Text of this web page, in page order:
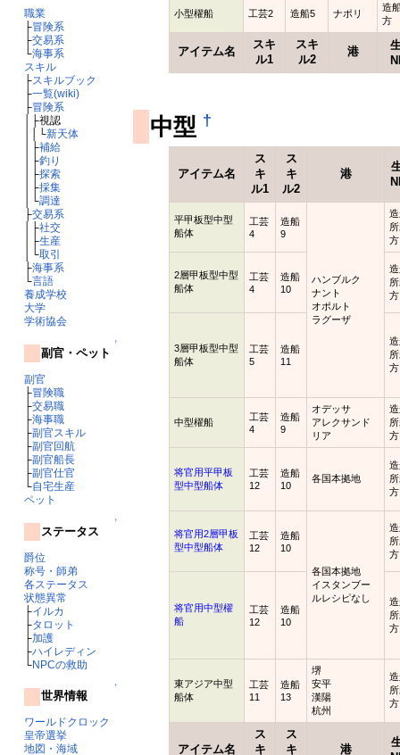
職業
├冒険系
├交易系
└海事系
スキル
├スキルブック
├一覧(wiki)
├冒険系
│├視認
││└新天体
│├補給
│├釣り
│├探索
│├採集
│└調達
├交易系
│├社交
│├生産
│└取引
├海事系
└言語
養成学校
大学
学術協会
↑
副官・ペット
副官
├冒険職
├交易職
├海事職
├副官スキル
├副官回航
├副官船長
├副官仕官
└自宅生産
ペット
↑
ステータス
爵位
称号・師弟
各ステータス
状態異常
├イルカ
├タロット
├加護
├ハイレディン
└NPCの救助
↑
世界情報
ワールドクロック
皇帝選挙
地図・海域
アイテム名
スキ
ル1
スキ
ル2
港
小型櫂船 工芸2 造船5 ナポリ
造
方
中型 †
アイテム名
ス
キ
ル1
ス
キ
ル2
港
アイテム名
ス
キ
ス
キ
港
平甲板型中型
船体
工芸
4
造船
9
ハンブルク
ナント
オポルト
ラグーザ
方
2層甲板型中型
船体
工芸
4
造船
10
方
3層甲板型中型
船体
工芸
5
造船
11
方
中型櫂船
工芸
4
造船
9
オデッサ
アレクサンド
リア
方
将官用平甲板
型中型船体
工芸
12
造船
10
各国本拠地
方
将官用2層甲板
型中型船体
工芸
12
造船
10
各国本拠地
イスタンブー
ルレシピなし
方
将官用中型櫂
船
工芸
12
造船
10
方
東アジア中型
船体
工芸
11
造船
13
堺
安平
漢陽
杭州
方